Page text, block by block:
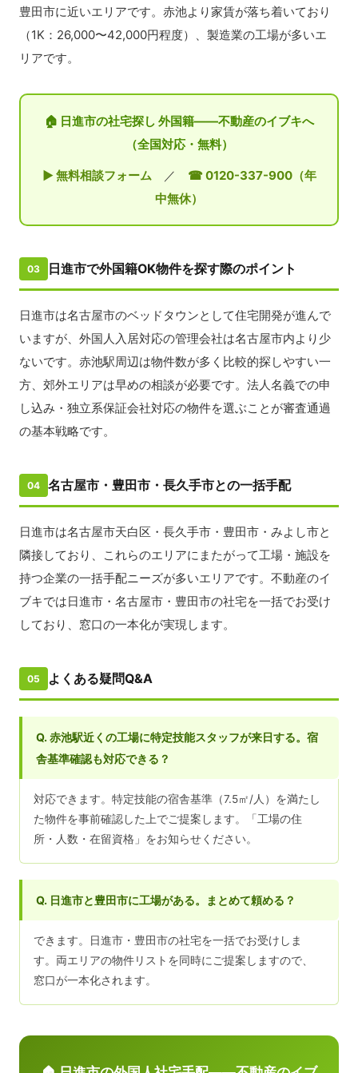
豊田市に近いエリアです。赤池より家賃が落ち着いており
（1K：26,000〜42,000円程度）、製造業の工場が多いエ
リアです。
🏠 日進市の社宅探し 外国籍——不動産のイブキへ
（全国対応・無料）
▶ 無料相談フォーム ／ ☎ 0120-337-900（年
中無休）
03 日進市で外国籍OK物件を探す際のポイント
日進市は名古屋市のベッドタウンとして住宅開発が進んで
いますが、外国人入居対応の管理会社は名古屋市内より少
ないです。赤池駅周辺は物件数が多く比較的探しやすい一
方、郊外エリアは早めの相談が必要です。法人名義での申
し込み・独立系保証会社対応の物件を選ぶことが審査通過
の基本戦略です。
04 名古屋市・豊田市・長久手市との一括手配
日進市は名古屋市天白区・長久手市・豊田市・みよし市と
隣接しており、これらのエリアにまたがって工場・施設を
持つ企業の一括手配ニーズが多いエリアです。不動産のイ
ブキでは日進市・名古屋市・豊田市の社宅を一括でお受け
しており、窓口の一本化が実現します。
05 よくある疑問Q&A
Q. 赤池駅近くの工場に特定技能スタッフが来日する。宿
舎基準確認も対応できる？
対応できます。特定技能の宿舎基準（7.5㎡/人）を満たし
た物件を事前確認した上でご提案します。「工場の住
所・人数・在留資格」をお知らせください。
Q. 日進市と豊田市に工場がある。まとめて頼める？
できます。日進市・豊田市の社宅を一括でお受けしま
す。両エリアの物件リストを同時にご提案しますので、
窓口が一本化されます。